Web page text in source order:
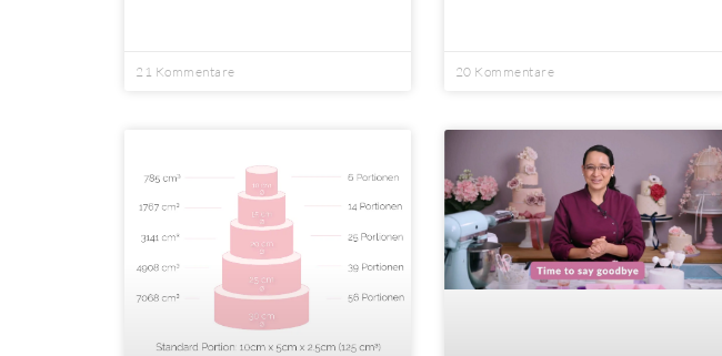
21 Kommentare 20 Kommentare